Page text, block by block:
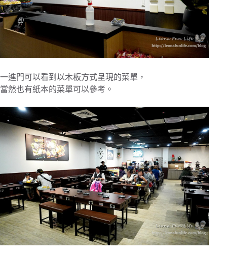
一進門可以看到以木板方式呈現的菜單，
當然也有紙本的菜單可以參考。